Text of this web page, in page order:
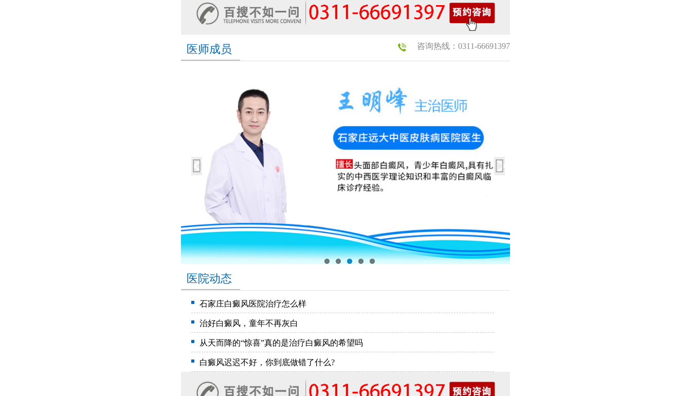
咨询热线：0311-66691397
医师成员
医院动态
石家庄白癜风医院治疗怎么样
治好白癜风，童年不再灰白
从天而降的“惊喜”真的是治疗白癜风的希望吗
白癜风迟迟不好，你到底做错了什么?